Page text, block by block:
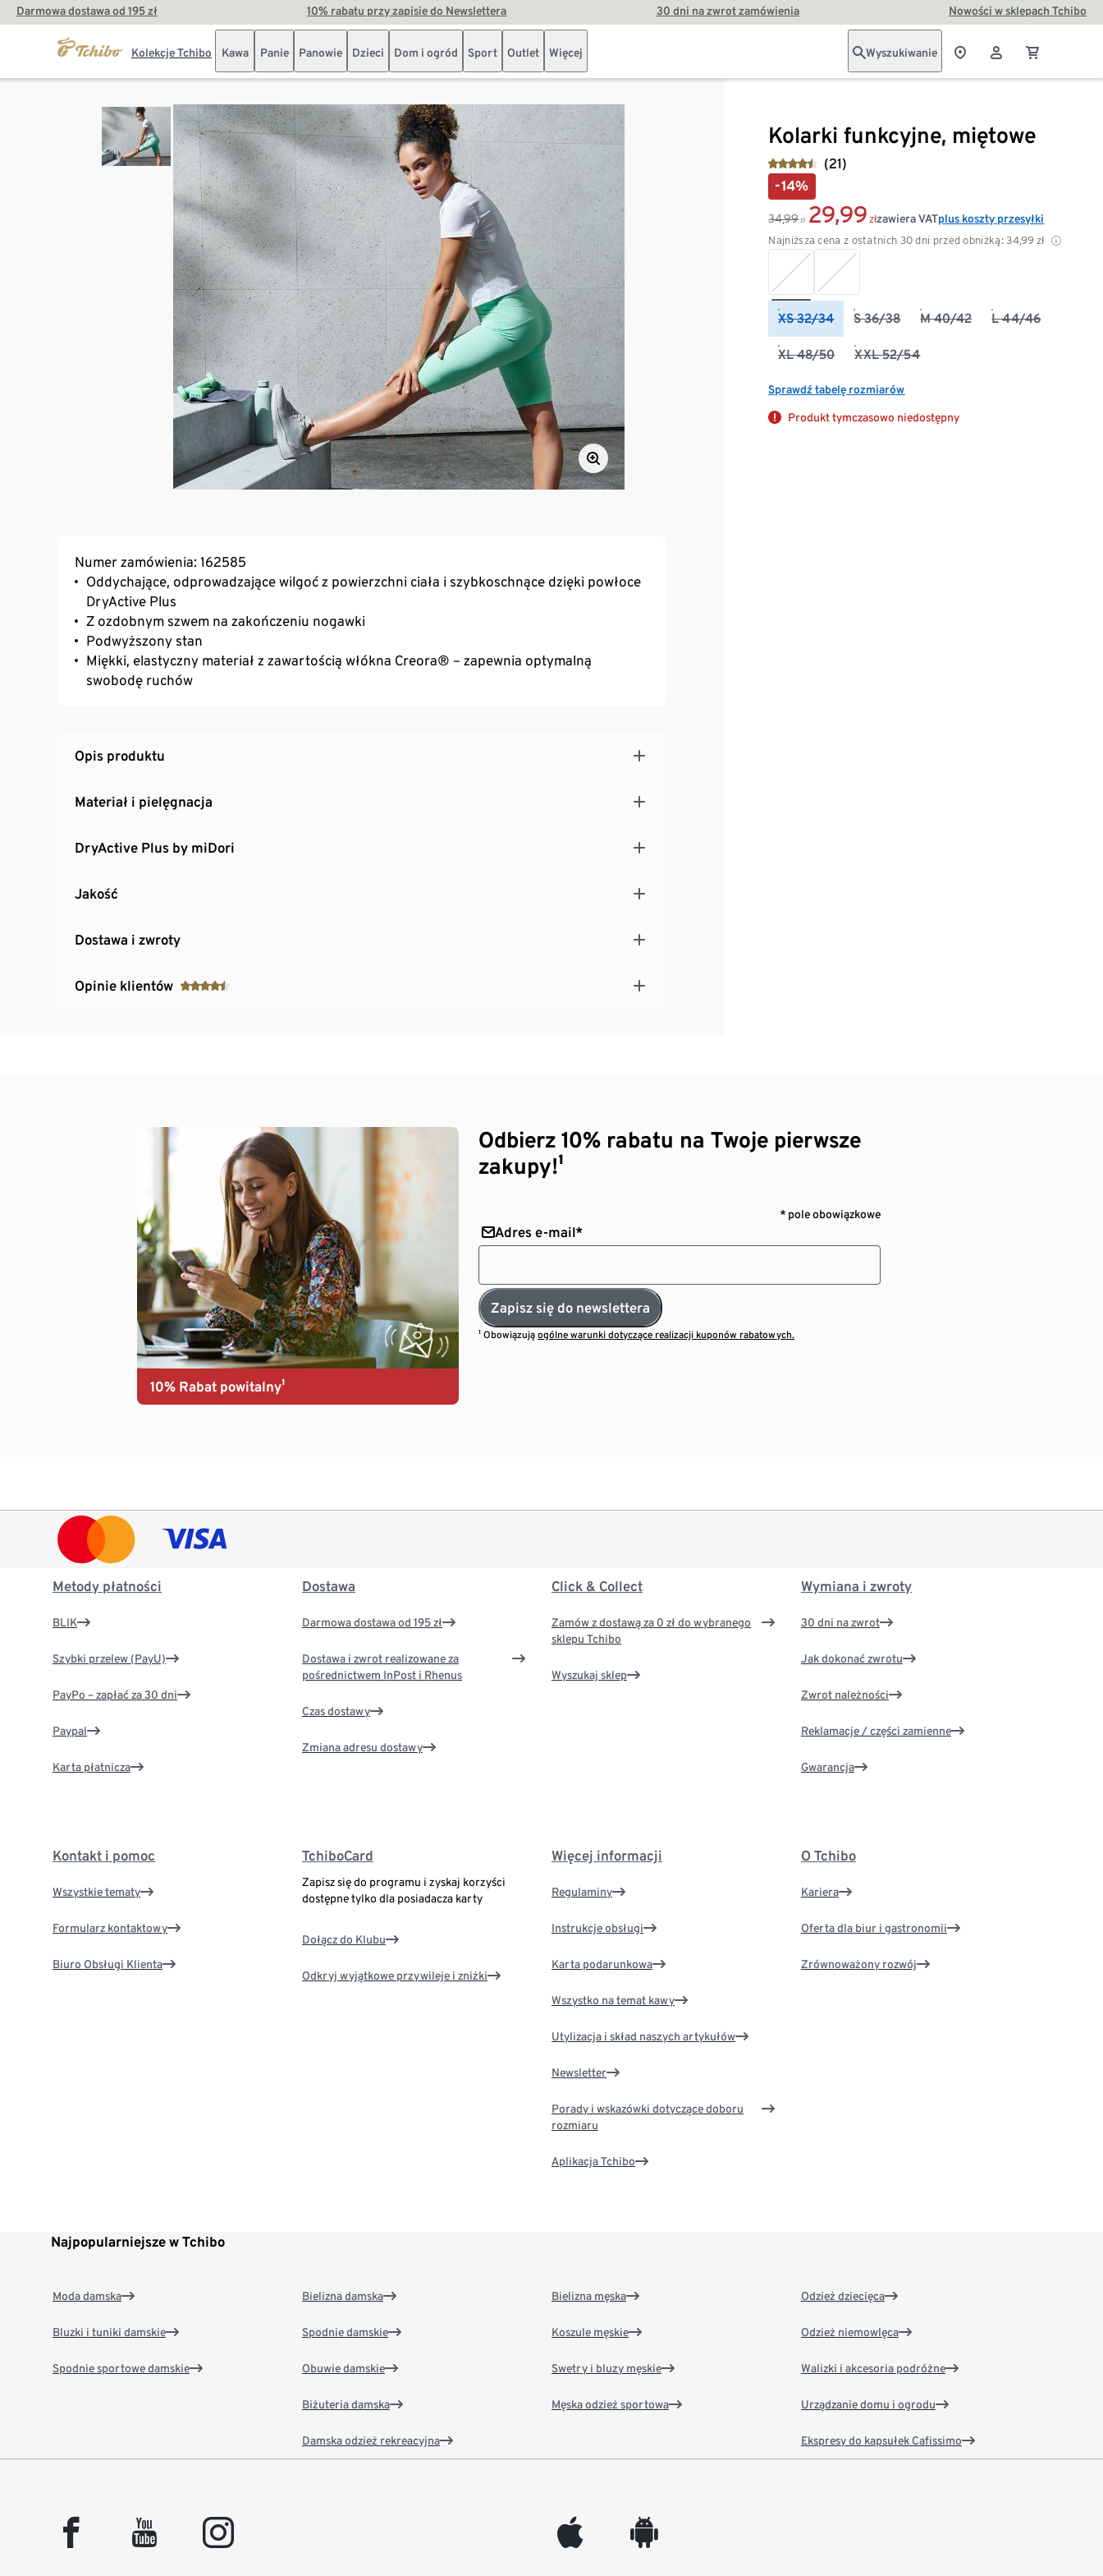
Darmowa dostawa od 195 zł 10% rabatu przy zapisie do Newslettera 30 dni na zwrot zamówienia Nowości w sklepach Tchibo
Kolekcje Tchibo Kawa Panie Panowie Dzieci Dom i ogród Sport Outlet Więcej Wyszukiwanie
Kolarki funkcyjne, miętowe
(21)
-14%
34,99 zł 29,99 zł
Najniższa cena z ostatnich 30 dni przed obniżką: 34,99 zł
zawiera VATplus koszty przesyłki
XS 32/34 S 36/38 M 40/42 L 44/46
XL 48/50 XXL 52/54
Sprawdź tabelę rozmiarów
Produkt tymczasowo niedostępny
Numer zamówienia: 162585
Oddychające, odprowadzające wilgoć z powierzchni ciała i szybkoschnące dzięki powłoce
DryActive Plus
Z ozdobnym szwem na zakończeniu nogawki
Podwyższony stan
Miękki, elastyczny materiał z zawartością włókna Creora® – zapewnia optymalną
swobodę ruchów
Opis produktu
Materiał i pielęgnacja
DryActive Plus by miDori
Jakość
Dostawa i zwroty
Opinie klientów
10% Rabat powitalny¹
Odbierz 10% rabatu na Twoje pierwsze
zakupy!¹
* pole obowiązkowe
Adres e-mail*
Zapisz się do newslettera
¹ Obowiązująogólne warunki dotyczące realizacji kuponów rabatowych.
Metody płatności
BLIK
Szybki przelew (PayU)
PayPo – zapłać za 30 dni
Paypal
Karta płatnicza
Dostawa
Darmowa dostawa od 195 zł
Dostawa i zwrot realizowane za
pośrednictwem InPost i Rhenus
Czas dostawy
Zmiana adresu dostawy
Click & Collect
Zamów z dostawą za 0 zł do wybranego
sklepu Tchibo
Wyszukaj sklep
Wymiana i zwroty
30 dni na zwrot
Jak dokonać zwrotu
Zwrot należności
Reklamacje / części zamienne
Gwarancja
Kontakt i pomoc
Wszystkie tematy
Formularz kontaktowy
Biuro Obsługi Klienta
TchiboCard
Zapisz się do programu i zyskaj korzyści
dostępne tylko dla posiadacza karty
Dołącz do Klubu
Odkryj wyjątkowe przywileje i zniżki
Więcej informacji
Regulaminy
Instrukcje obsługi
Karta podarunkowa
Wszystko na temat kawy
Utylizacja i skład naszych artykułów
Newsletter
Porady i wskazówki dotyczące doboru
rozmiaru
Aplikacja Tchibo
O Tchibo
Kariera
Oferta dla biur i gastronomii
Zrównoważony rozwój
Najpopularniejsze w Tchibo
Moda damska
Bluzki i tuniki damskie
Spodnie sportowe damskie
Bielizna damska
Spodnie damskie
Obuwie damskie
Biżuteria damska
Damska odzież rekreacyjna
Bielizna męska
Koszule męskie
Swetry i bluzy męskie
Męska odzież sportowa
Odzież dziecięca
Odzież niemowlęca
Walizki i akcesoria podróżne
Urządzanie domu i ogrodu
Ekspresy do kapsułek Cafissimo
facebook youtube instagram appleinc android